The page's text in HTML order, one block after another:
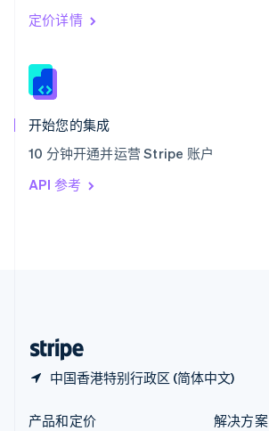
定价详情
开始您的集成
10 分钟开通并运营 Stripe 账户
API 参考
中国香港特别行政区 (简体中文)
Español
新加坡
新西兰
匈牙利
English
ItalianoEnglish
印度
English
产品和定价
解决方案